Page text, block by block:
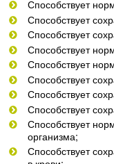
Способствует
Способствует
Способствует
Способствует
Способствует
Способствует
Способствует
Способствует
Способствует
организма;
Способствует